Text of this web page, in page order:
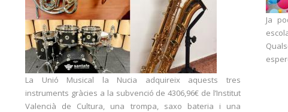
La Unió Musical la Nucia adquireix aquests tres
instruments gràcies a la subvenció de 4306,96€ de l’Institut
Valencià de Cultura, una trompa, saxo bateria i una
Ja